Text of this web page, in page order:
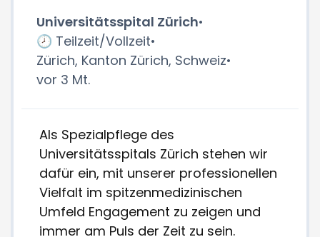
Universitätsspital Zürich•
🕗 Teilzeit/Vollzeit•
Zürich, Kanton Zürich, Schweiz•
vor 3 Mt.
Als Spezialpflege des
Universitätsspitals Zürich stehen wir
dafür ein, mit unserer professionellen
Vielfalt im spitzenmedizinischen
Umfeld Engagement zu zeigen und
immer am Puls der Zeit zu sein.